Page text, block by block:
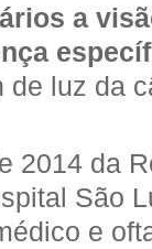
a
de luz da
2014 da
São
e